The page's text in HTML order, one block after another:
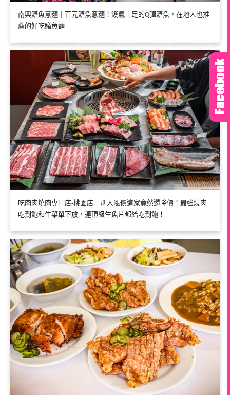
南興鱔魚意麵｜百元鱔魚意麵！鑊氣十足的Q彈鱔魚，在地人也推
薦的好吃鱔魚麵
吃肉肉燒肉専門店-桃園店｜別人漲價這家竟然還降價！最強燒肉
吃到飽和牛菜單下放，連頂級生魚片都給吃到飽！